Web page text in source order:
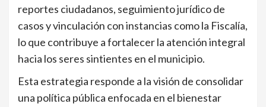
reportes ciudadanos, seguimiento jurídico de
casos y vinculación con instancias como la Fiscalía,
lo que contribuye a fortalecer la atención integral
hacia los seres sintientes en el municipio.
Esta estrategia responde a la visión de consolidar
una política pública enfocada en el bienestar